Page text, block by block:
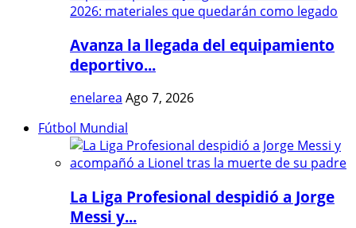
Avanza la llegada del equipamiento
deportivo...
enelarea Ago 7, 2026
Fútbol Mundial
La Liga Profesional despidió a Jorge
Messi y...